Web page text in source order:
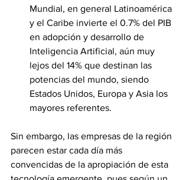
Mundial, en general Latinoamérica
y el Caribe invierte el 0.7% del PIB
en adopción y desarrollo de
Inteligencia Artificial, aún muy
lejos del 14% que destinan las
potencias del mundo, siendo
Estados Unidos, Europa y Asia los
mayores referentes.
Sin embargo, las empresas de la región
parecen estar cada día más
convencidas de la apropiación de esta